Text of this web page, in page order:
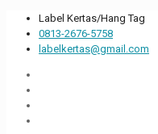
Label Kertas/Hang Tag
0813-2676-5758
labelkertas@gmail.com